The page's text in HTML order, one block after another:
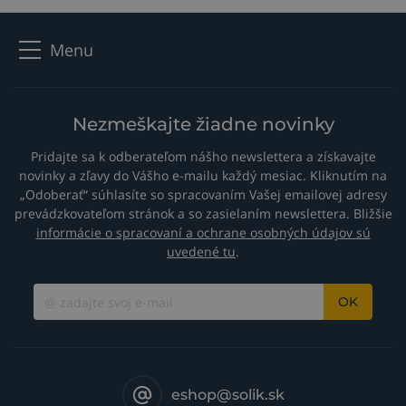
Menu
Nezmeškajte žiadne novinky
Pridajte sa k odberateľom nášho newslettera a získavajte
novinky a zľavy do Vášho e-mailu každý mesiac. Kliknutím na
„Odoberať“ súhlasíte so spracovaním Vašej emailovej adresy
prevádzkovateľom stránok a so zasielaním newslettera. Bližšie
informácie o spracovaní a ochrane osobných údajov sú
uvedené tu.
OK
eshop@solik.sk